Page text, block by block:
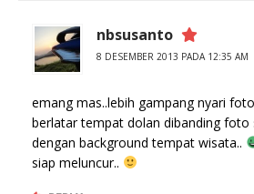
nbsusanto
8 DESEMBER 2013 PADA 12:35 AM
emang mas..lebih gampang nyari
berlatar tempat dolan dibanding foto
dengan background tempat wisata..
siap meluncur..